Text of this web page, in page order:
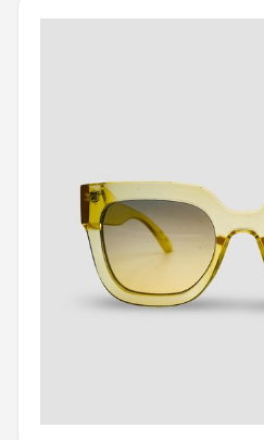
Kingseven
Sinner
Maesy